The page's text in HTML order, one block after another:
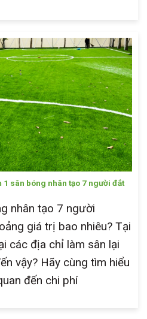
1 sân bóng nhân tạo 7 người đắt
nhân tạo 7 người
giá trị bao nhiêu? Tại
các địa chỉ làm sân lại
vậy? Hãy cùng tìm hiểu
đến chi phí